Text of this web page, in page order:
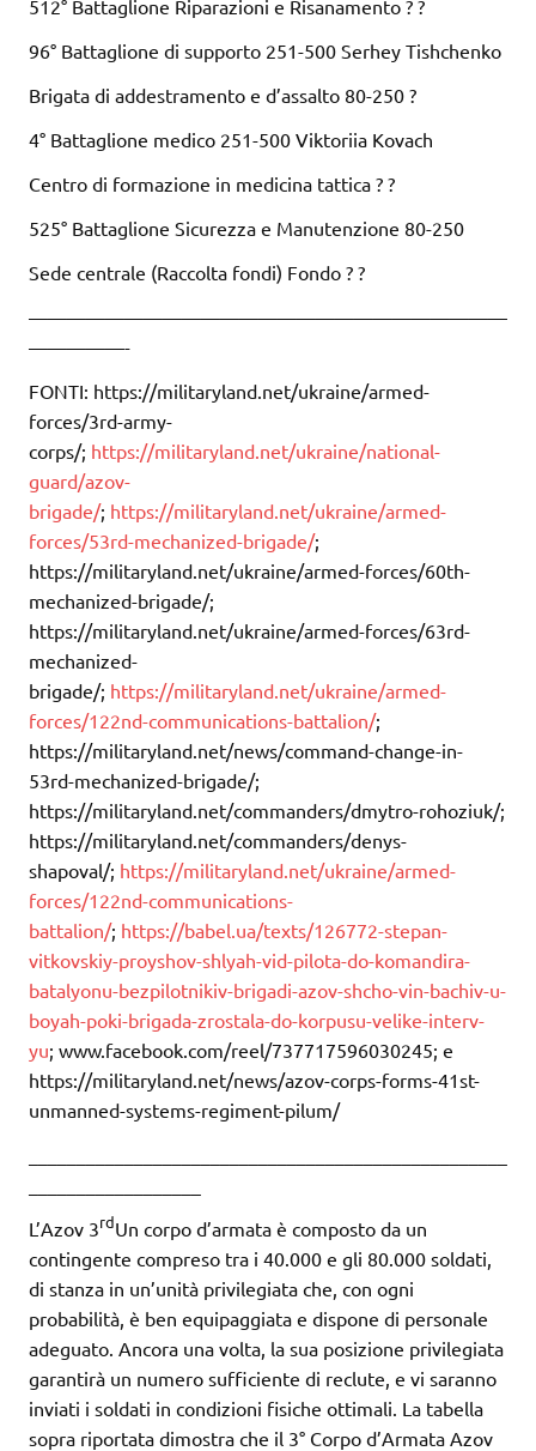
512° Battaglione Riparazioni e Risanamento ? ?
96° Battaglione di supporto 251-500 Serhey Tishchenko
Brigata di addestramento e d’assalto 80-250 ?
4° Battaglione medico 251-500 Viktoriia Kovach
Centro di formazione in medicina tattica ? ?
525° Battaglione Sicurezza e Manutenzione 80-250
Sede centrale (Raccolta fondi) Fondo ? ?
—————————————————————————
—————-
FONTI: https://militaryland.net/ukraine/armed-
forces/3rd-army-
corps/; https://militaryland.net/ukraine/national-
guard/azov-
brigade/; https://militaryland.net/ukraine/armed-
forces/53rd-mechanized-brigade/;
https://militaryland.net/ukraine/armed-forces/60th-
mechanized-brigade/;
https://militaryland.net/ukraine/armed-forces/63rd-
mechanized-
brigade/; https://militaryland.net/ukraine/armed-
forces/122nd-communications-battalion/;
https://militaryland.net/news/command-change-in-
53rd-mechanized-brigade/;
https://militaryland.net/commanders/dmytro-rohoziuk/;
https://militaryland.net/commanders/denys-
shapoval/; https://militaryland.net/ukraine/armed-
forces/122nd-communications-
battalion/; https://babel.ua/texts/126772-stepan-
vitkovskiy-proyshov-shlyah-vid-pilota-do-komandira-
batalyonu-bezpilotnikiv-brigadi-azov-shcho-vin-bachiv-u-
boyah-poki-brigada-zrostala-do-korpusu-velike-interv-
yu; www.facebook.com/reel/737717596030245; e
https://militaryland.net/news/azov-corps-forms-41st-
unmanned-systems-regiment-pilum/
L’Azov 3rdUn corpo d’armata è composto da un
contingente compreso tra i 40.000 e gli 80.000 soldati,
di stanza in un’unità privilegiata che, con ogni
probabilità, è ben equipaggiata e dispone di personale
adeguato. Ancora una volta, la sua posizione privilegiata
garantirà un numero sufficiente di reclute, e vi saranno
inviati i soldati in condizioni fisiche ottimali. La tabella
sopra riportata dimostra che il 3° Corpo d’Armata Azov